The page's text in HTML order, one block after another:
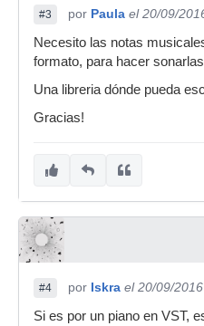
#3 por Paula el 20/09/
Necesito las notas
formato, para hacer
Una libreria dónde pueda
Gracias!
#4 por Iskra el 20/09/2016
Si es por un piano en VST,